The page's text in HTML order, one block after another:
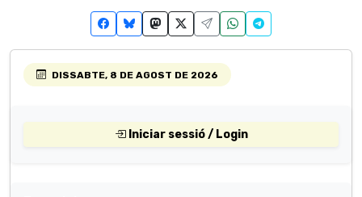
DISSABTE, 8 DE AGOST DE 2026
Iniciar sessió / Login